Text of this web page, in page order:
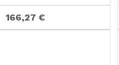
166,27 €